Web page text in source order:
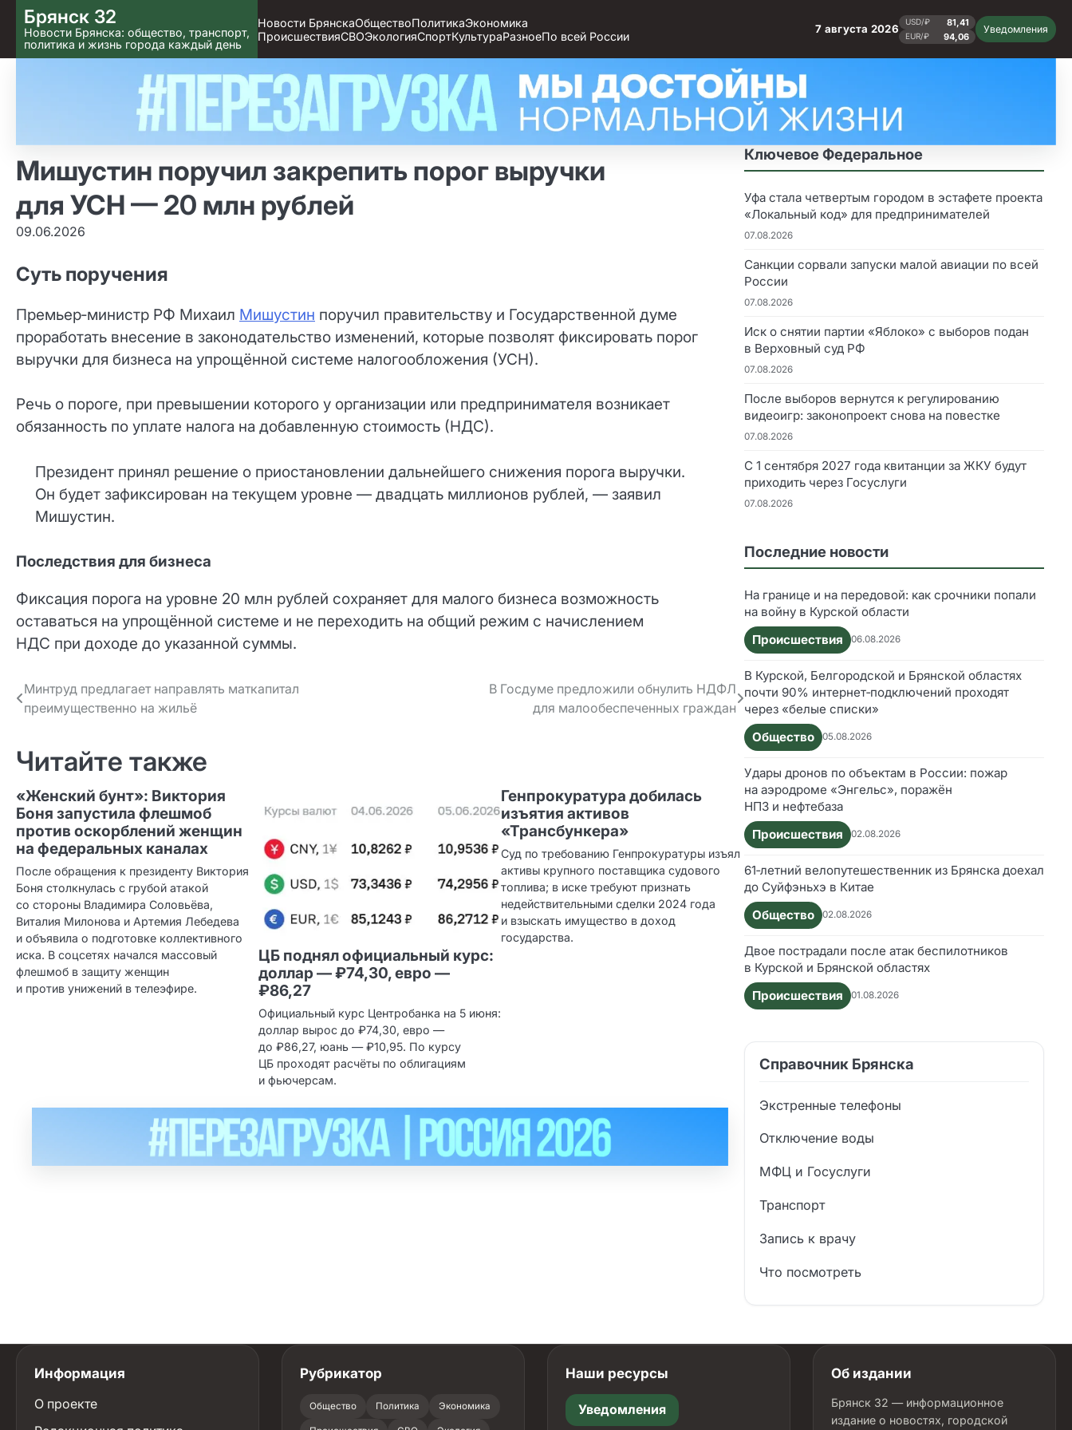
Skip
to content
Брянск 32
Новости Брянска: общество, транспорт,
политика и жизнь города каждый день
Новости БрянскаОбществоПолитикаЭкономика
ПроисшествияСВОЭкологияСпортКультураРазноеПо всей России
7 августа 2026
USD/₽ 81,41
EUR/₽ 94,06
Уведомления
Мишустин поручил закрепить порог выручки
для УСН — 20 млн рублей
09.06.2026
Суть поручения
Премьер‑министр РФ Михаил Мишустин поручил правительству и Государственной думе
проработать внесение в законодательство изменений, которые позволят фиксировать порог
выручки для бизнеса на упрощённой системе налогообложения (УСН).
Речь о пороге, при превышении которого у организации или предпринимателя возникает
обязанность по уплате налога на добавленную стоимость (НДС).
Президент принял решение о приостановлении дальнейшего снижения порога выручки.
Он будет зафиксирован на текущем уровне — двадцать миллионов рублей, — заявил
Мишустин.
Последствия для бизнеса
Фиксация порога на уровне 20 млн рублей сохраняет для малого бизнеса возможность
оставаться на упрощённой системе и не переходить на общий режим с начислением
НДС при доходе до указанной суммы.
Навигация
по записям
Минтруд предлагает направлять маткапитал
преимущественно на жильё
В Госдуме предложили обнулить НДФЛ
для малообеспеченных граждан
Читайте также
«Женский бунт»: Виктория
Боня запустила флешмоб
против оскорблений женщин
на федеральных каналах
После обращения к президенту Виктория
Боня столкнулась с грубой атакой
со стороны Владимира Соловьёва,
Виталия Милонова и Артемия Лебедева
и объявила о подготовке коллективного
иска. В соцсетях начался массовый
флешмоб в защиту женщин
и против унижений в телеэфире.
ЦБ поднял официальный курс:
доллар — ₽74,30, евро —
₽86,27
Официальный курс Центробанка на 5 июня:
доллар вырос до ₽74,30, евро —
до ₽86,27, юань — ₽10,95. По курсу
ЦБ проходят расчёты по облигациям
и фьючерсам.
Генпрокуратура добилась
изъятия активов
«Трансбункера»
Суд по требованию Генпрокуратуры изъял
активы крупного поставщика судового
топлива; в иске требуют признать
недействительными сделки 2024 года
и взыскать имущество в доход
государства.
Ключевое Федеральное
Уфа стала четвертым городом в эстафете проекта
«Локальный код» для предпринимателей
07.08.2026
Санкции сорвали запуски малой авиации по всей
России
07.08.2026
Иск о снятии партии «Яблоко» с выборов подан
в Верховный суд РФ
07.08.2026
После выборов вернутся к регулированию
видеоигр: законопроект снова на повестке
07.08.2026
С 1 сентября 2027 года квитанции за ЖКУ будут
приходить через Госуслуги
07.08.2026
Последние новости
На границе и на передовой: как срочники попали
на войну в Курской области
Происшествия
06.08.2026
В Курской, Белгородской и Брянской областях
почти 90% интернет‑подключений проходят
через «белые списки»
Общество
05.08.2026
Удары дронов по объектам в России: пожар
на аэродроме «Энгельс», поражён
НПЗ и нефтебаза
Происшествия
02.08.2026
61‑летний велопутешественник из Брянска доехал
до Суйфэньхэ в Китае
Общество
02.08.2026
Двое пострадали после атак беспилотников
в Курской и Брянской областях
Происшествия
01.08.2026
Справочник Брянска
Экстренные телефоны
Отключение воды
МФЦ и Госуслуги
Транспорт
Запись к врачу
Что посмотреть
Информация
О проекте
Рубрикатор
Общество Политика Экономика
Наши ресурсы
Уведомления
Об издании
Брянск 32 — информационное
издание о новостях, городской